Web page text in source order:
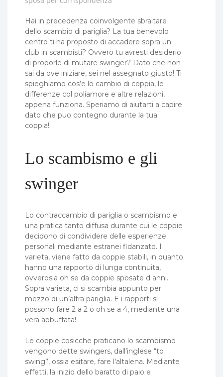
Hai in precedenza coinvolgente sbraitare
dello scambio di pariglia? La tua benevolo
centro ti ha proposto di accadere sopra un
club in scambisti? Ovvero tu avresti desiderio
di proporle di mutare swinger? Dato che non
sai da ove iniziare, sei nel assegnato giusto! Ti
spieghiamo cos’e lo cambio di coppia, le
differenze col poliamore e altre relazioni,
appena funziona. Speriamo di aiutarti a capire
dato che puo contegno durante la tua
coppia!
Lo scambismo e gli
swinger
Lo contraccambio di pariglia o scambismo e
una pratica tanto diffusa durante cui le coppie
decidono di condividere delle esperienze
personali mediante estranei fidanzato. I
varieta, viene fatto da coppie stabili, in quanto
hanno una rapporto di lunga continuita,
ovverosia oh se da coppie sposate d anni.
Sopra varieta, ci si scambia appunto per
mezzo di un’altra pariglia. E i rapporti si
possono fare 2 a 2 o oh se a 4, mediante una
vera abbuffata!
Le coppie cosicche praticano lo scambismo
vengono dette swingers, dall’inglese “to
swing”, ossia esitare, fare l’altalena. Mediante
effetti, la inizio dello baratto di paio e